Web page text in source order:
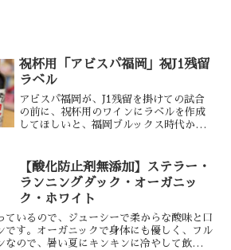
祝杯用「アビスパ福岡」祝J1残留
ラベル
アビスパ福岡が、J1残留を掛けての試合
の前に、祝杯用のワインにラベルを作成
してほしいと、福岡ブルックス時代から
ーンと大きく入れて欲しいとのことで、
ご要望通り目立つよう...
【酸化防止剤無添加】ステラー・
ランニングダック・オーガニッ
ク・ホワイト
ているので、ジューシーで柔からな酸味と口
です。オーガニックで身体にも優しく、フル
なので、暑い夏にキンキンに冷やして飲むの